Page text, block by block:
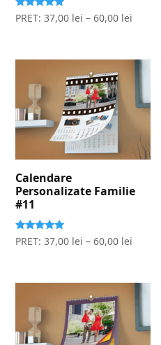
Evaluat la
5.00
PRET:37,00 lei –60,00 lei
Calendare
Personalizate Familie
#11
Evaluat la
5.00
PRET:37,00 lei –60,00 lei